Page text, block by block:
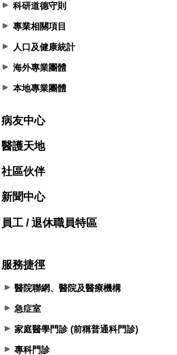
科研道德守則
專業相關項目
人口及健康統計
海外專業團體
本地專業團體
病友中心
醫護天地
社區伙伴
新聞中心
員工 / 退休職員特區
服務捷徑
醫院聯網、醫院及醫療機構
急症室
家庭醫學門診 (前稱普通科門診)
專科門診